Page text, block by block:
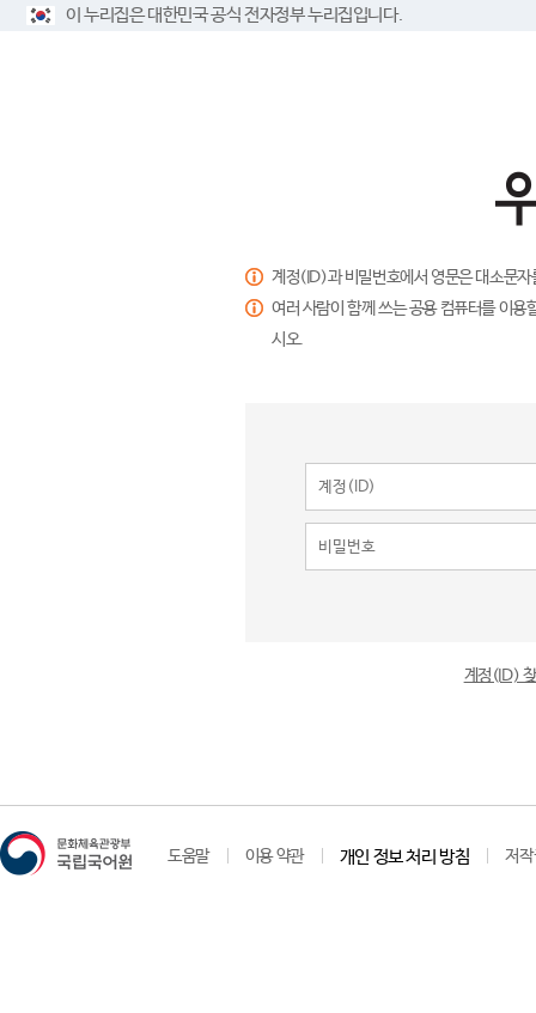
이 누리집은 대한민국 공식 전자정부 누리집입니다.
계정(ID)과 비밀번호에서 영문은 대소문
여러 사람이 함께 쓰는 공용 컴퓨터를 이
시오.
계정(ID)
도움말 이용 약관 개인 정보 처리 방침 저